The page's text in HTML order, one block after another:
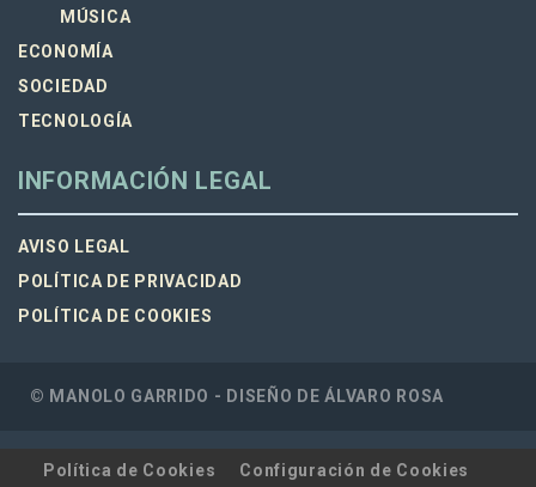
MÚSICA
ECONOMÍA
SOCIEDAD
TECNOLOGÍA
INFORMACIÓN LEGAL
AVISO LEGAL
POLÍTICA DE PRIVACIDAD
POLÍTICA DE COOKIES
© MANOLO GARRIDO - DISEÑO DEÁLVARO ROSA
Política de Cookies Configuración de Cookies